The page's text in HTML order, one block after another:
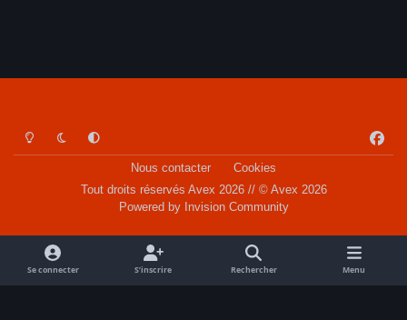
Light ModeDark ModeSystem Preference
a
o
k
Nous contacter
Cookies
Tout droits réservés Avex 2026 // © Avex 2026
Powered by Invision Community
Se connecter S’inscrire Rechercher Menu